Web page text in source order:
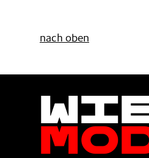
nach oben